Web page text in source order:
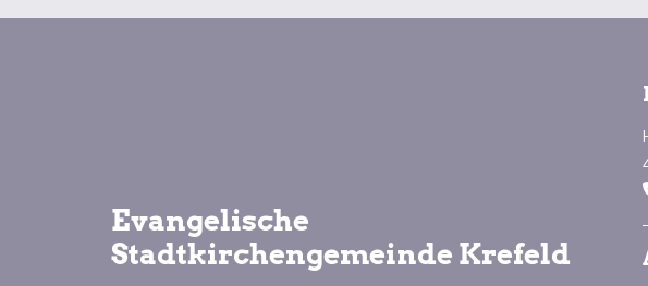
Evangelische
Stadtkirchengemeinde Krefeld